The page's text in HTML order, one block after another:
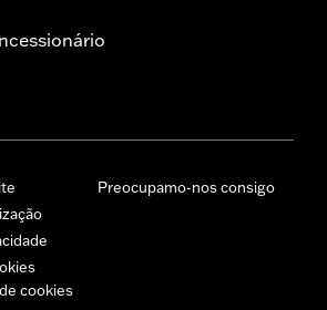
cookies
Preocupamo-nos consigo